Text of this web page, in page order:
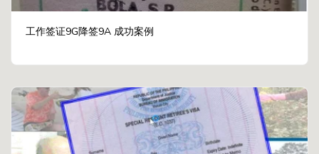
工作签证9G降签9A 成功案例